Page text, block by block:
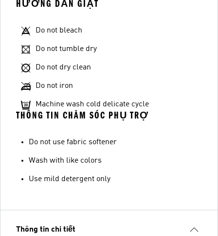
HƯỚNG DẪN GIẶT
Do not bleach
Do not tumble dry
Do not dry clean
Do not iron
Machine wash cold delicate cycle
THÔNG TIN CHĂM SÓC PHỤ TRỢ
Do not use fabric softener
Wash with like colors
Use mild detergent only
Thông tin chi tiết